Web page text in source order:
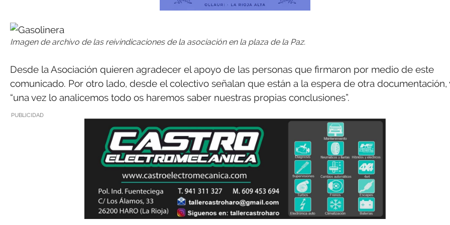
Imagen de archivo de las reivindicaciones de la asociación en la plaza de la Paz.
Desde la Asociación quieren agradecer el apoyo de las personas que firmaron por medio de este
comunicado. Por otro lado, desde el colectivo señalan que están a la espera de otra documentación,
“una vez lo analicemos todo os haremos saber nuestras propias conclusiones”.
PUBLICIDAD